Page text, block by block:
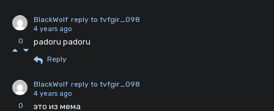
0
BlackWolf reply to tvfgir_098
4 years ago
padoru padoru
Reply
0
BlackWolf reply to tvfgir_098
4 years ago
это из мема